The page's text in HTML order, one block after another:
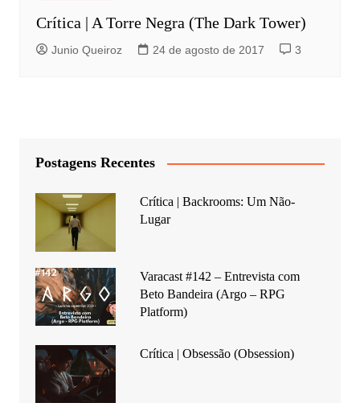
Crítica | A Torre Negra (The Dark Tower)
Junio Queiroz 24 de agosto de 2017 3
Postagens Recentes
Crítica | Backrooms: Um Não-
Lugar
Varacast #142 – Entrevista com
Beto Bandeira (Argo – RPG
Platform)
Crítica | Obsessão (Obsession)